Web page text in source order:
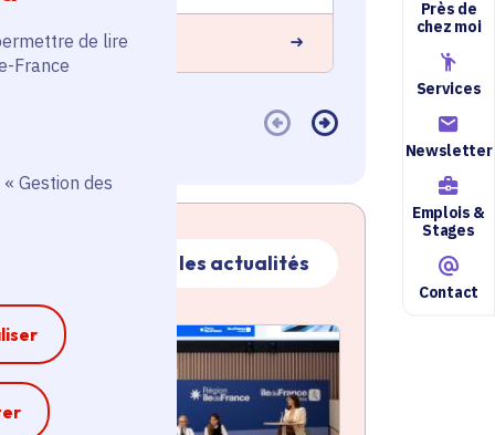
de lire
France
Gestion des
Près de
chez moi
Services
Newsletter
Emplois &
Stages
Contact
savoir plus
Toutes les actualités
active